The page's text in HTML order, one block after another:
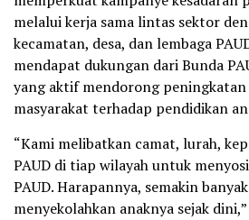
melalui kerja sama lintas sektor
kecamatan, desa, dan lembaga
mendapat dukungan dari Bunda
yang aktif mendorong
masyarakat terhadap pendidikan
“Kami melibatkan camat, lurah,
PAUD di tiap wilayah untuk
PAUD. Harapannya, semakin
menyekolahkan anaknya sejak